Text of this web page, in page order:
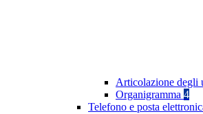
Articolazione degli
Organigramma 4
Telefono e posta